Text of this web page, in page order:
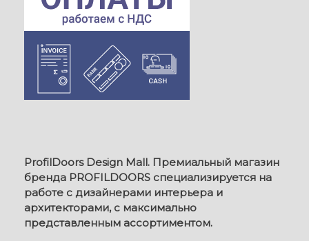
ProfilDoors Design Mall. Премиальный магазин
бренда PROFILDOORS специализируется на
работе с дизайнерами интерьера и
архитекторами, с максимально
представленным ассортиментом.